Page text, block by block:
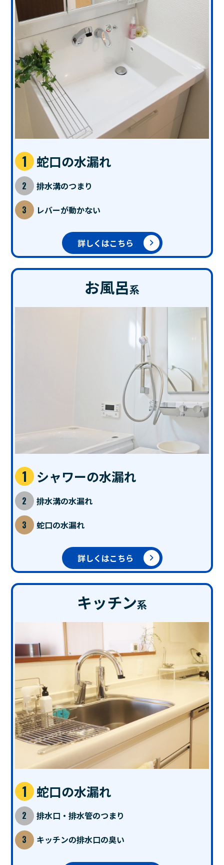
蛇口の水漏れ
排水溝のつまり
レバーが動かない
詳しくはこちら
お風呂系
シャワーの水漏れ
排水溝の水漏れ
蛇口の水漏れ
詳しくはこちら
キッチン系
蛇口の水漏れ
排水口・排水管のつまり
キッチンの排水口の臭い